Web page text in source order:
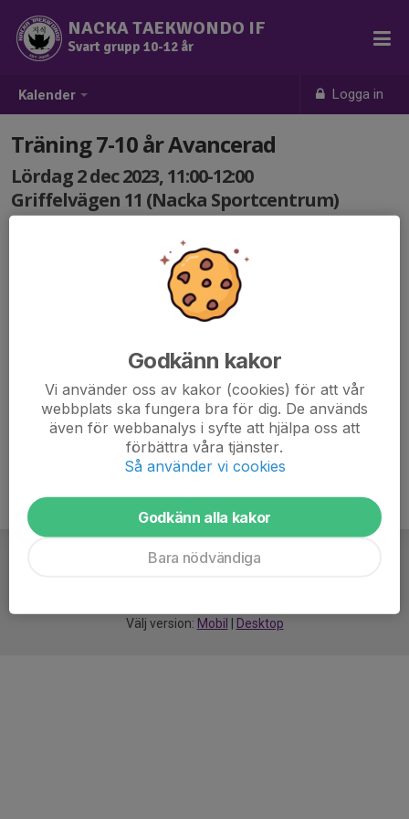
Kalender Logga in
NACKA TAEKWONDO IF
Svart grupp 10-12 år
Träning 7-10 år Avancerad
Lördag 2 dec 2023, 11:00-12:00
Griffelvägen 11 (Nacka Sportcentrum)
Välj version: Mobil Desktop
Godkänn kakor
Vi använder oss av kakor (cookies) för att vår
webbplats ska fungera bra för dig. De används
även för webbanalys i syfte att hjälpa oss att
förbättra våra tjänster.
Så använder vi cookies
Godkänn alla kakor
Bara nödvändiga